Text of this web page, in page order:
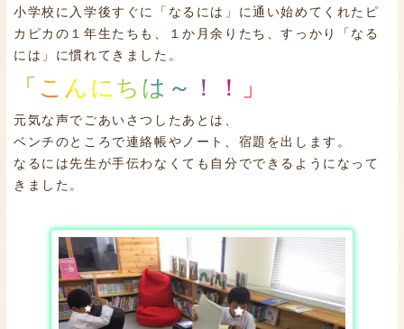
小学校に入学後すぐに「なるには」に通い始めてくれたピ
カピカの１年生たちも、１か月余りたち、すっかり「なる
には」に慣れてきました。
「こんにちは～！！」
元気な声でごあいさつしたあとは、
ベンチのところで連絡帳やノート、宿題を出します。
なるには先生が手伝わなくても自分でできるようになって
きました。